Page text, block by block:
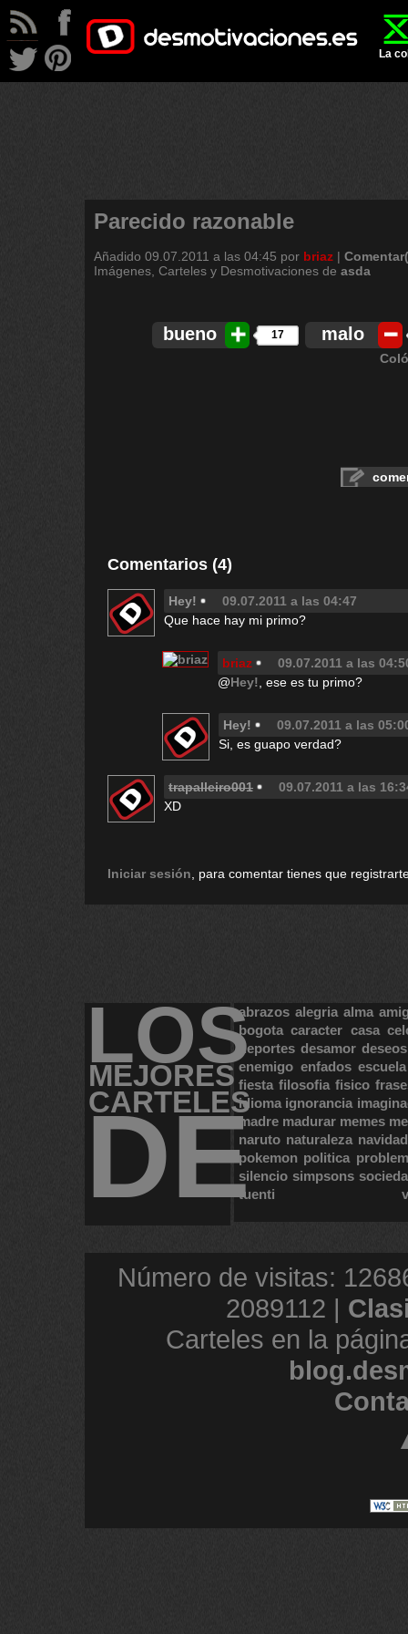
La
Parecido razonable
Añadido 09.07.2011 a las 04:45 por briaz |
Imágenes, Carteles y Desmotivaciones de asda
bueno 17 malo
Comentarios (4)
Hey!
09.07.2011 a las 04:47
Que hace hay mi primo?
briaz
09.07.2011 a las
@Hey! , ese es tu primo?
Hey!
09.07.2011 a las
Si, es guapo verdad?
trapalleiro001
09.07.2011 a las
XD
Iniciar sesión , para comentar tienes que
LOS
MEJORES
CARTELES
DE
abrazos alegria alma
bogota caracter casa
deportes desamor deseos
enemigo enfados escuela
fiesta filosofia fisico
idioma ignorancia
madre madurar memes
naruto naturaleza navidad
pokemon politica
silencio simpsons
tuenti
Número de visitas:
2089112 |
Carteles en la